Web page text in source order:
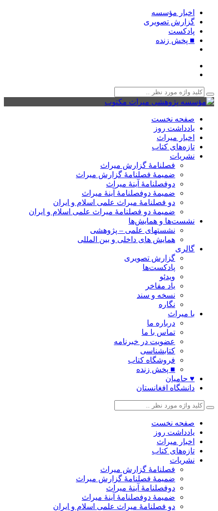
اخبار مؤسسه
گزارش تصویری
پادکست‌
■ پخش زنده
صفحه نخست
یادداشت روز
اخبار میراث
تازه‌های کتاب
نشریات
فصلنامۀ گزارش میراث
ضمیمۀ فصلنامۀ گزارش میراث
دوفصلنامۀ آینۀ میراث
ضمیمۀ دوفصلنامۀ آینۀ میراث
دو فصلنامۀ میراث علمی اسلام و ایران
ضمیمۀ دو فصلنامۀ میراث علمی اسلام و ایران
نشست‌ها و همایش‌ها
نشستهای علمی – پژوهشی
همایش های داخلی و بین المللی
گالری
گزارش تصویری
پادکست‌ها
ویدئو
یاد مفاخر
نسخه و سند
نگاره
با میراث
درباره ما
تماس با ما
عضویت در خبرنامه
کتابشناسی
فروشگاه کتاب
■ پخش زنده
♥ حامیان
دانشگاه افغانستان
صفحه نخست
یادداشت روز
اخبار میراث
تازه‌های کتاب
نشریات
فصلنامۀ گزارش میراث
ضمیمۀ فصلنامۀ گزارش میراث
دوفصلنامۀ آینۀ میراث
ضمیمۀ دوفصلنامۀ آینۀ میراث
دو فصلنامۀ میراث علمی اسلام و ایران